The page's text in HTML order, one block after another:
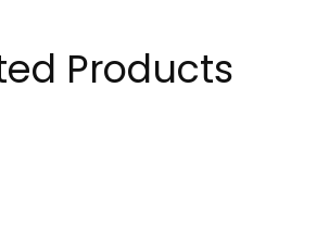
Products